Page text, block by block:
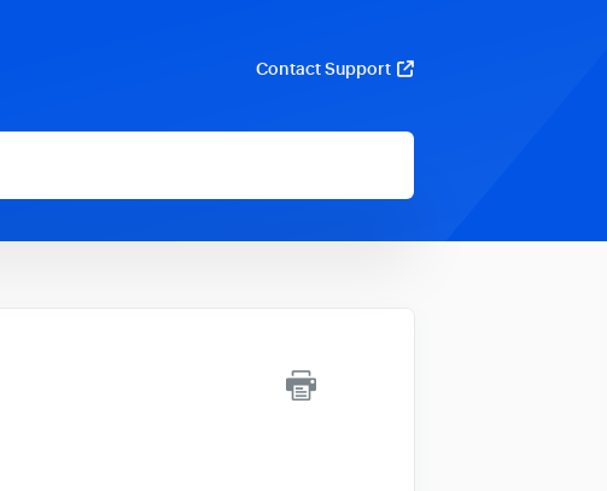
Contact Support